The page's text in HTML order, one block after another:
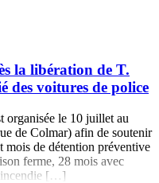
la libération de T.
des voitures de police
organisée le 10 juillet au
de Colmar) afin de soutenir
mois de détention préventive
ferme, 28 mois avec
[…]